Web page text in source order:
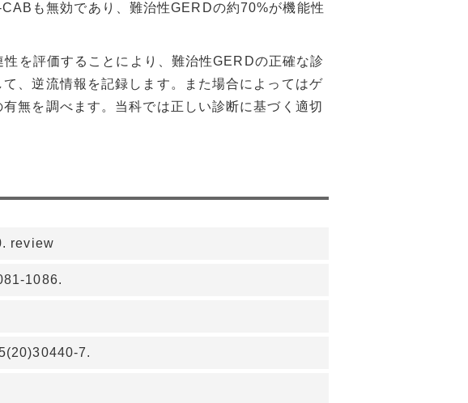
も無効であり、難治性GERDの約70%が機能性
を評価することにより、難治性GERDの正確な診
、逆流情報を記録します。また場合によってはゲ
無を調べます。当科では正しい診断に基づく適切
review
1086.
7.